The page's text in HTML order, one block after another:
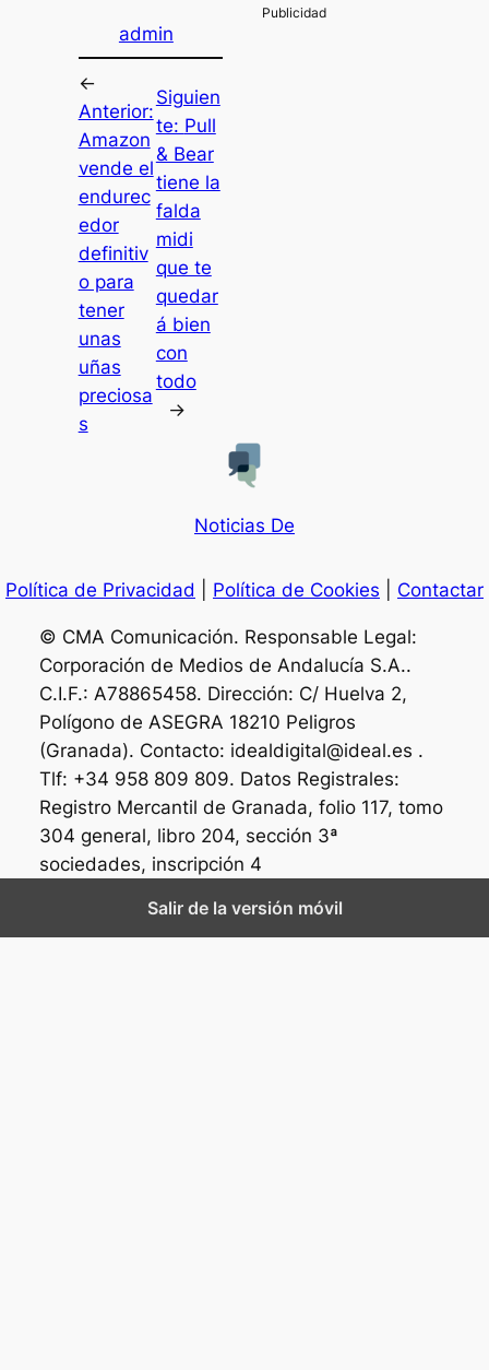
admin
←
Anterior:
Amazon
vende el
endurec
edor
definitiv
o para
tener
unas
uñas
preciosa
s
Siguien
te: Pull
& Bear
tiene la
falda
midi
que te
quedar
á bien
con
todo
→
Noticias De
Política de Privacidad Política de Cookies Contactar
© CMA Comunicación. Responsable Legal:
Corporación de Medios de Andalucía S.A..
C.I.F.: A78865458. Dirección: C/ Huelva 2,
Polígono de ASEGRA 18210 Peligros
(Granada). Contacto: idealdigital@ideal.es .
Tlf: +34 958 809 809. Datos Registrales:
Registro Mercantil de Granada, folio 117, tomo
304 general, libro 204, sección 3ª
sociedades, inscripción 4
Salir de la versión móvil